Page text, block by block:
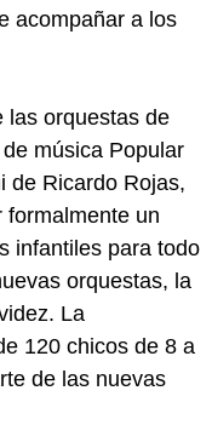
acompañar a los
las orquestas de
música Popular
de Ricardo Rojas,
formalmente un
infantiles para todo
orquestas, la
La
120 chicos de 8 a
de las nuevas